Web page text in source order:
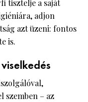
tisztelje a saját
adjon
azt üzeni: fontos
is.
szemben – az